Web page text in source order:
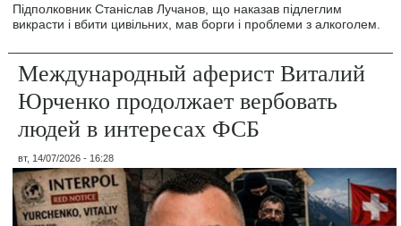
Підполковник Станіслав Лучанов, що наказав підлеглим
викрасти і вбити цивільних, мав борги і проблеми з алкоголем.
Международный аферист Виталий
Юрченко продолжает вербовать
людей в интересах ФСБ
вт, 14/07/2026 - 16:28